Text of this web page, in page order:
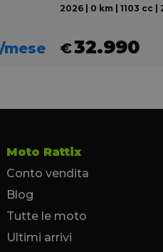
/mese
2026 | 0 km | 1103 cc |
€32.990
Moto Rattix
Conto vendita
Blog
Tutte le moto
Ultimi arrivi